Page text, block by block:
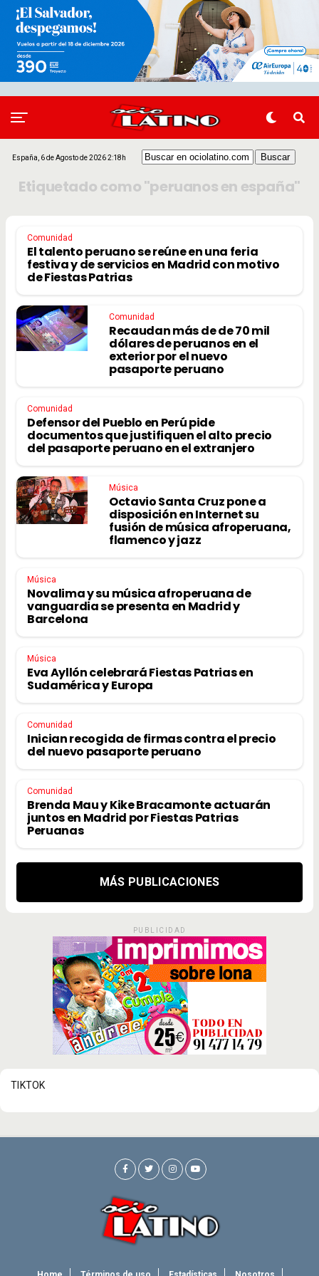
España, 6 de Agosto de 2026 2:18h
Etiquetado como "peruanos en españa"
Comunidad
El talento peruano se reúne en una feria
festiva y de servicios en Madrid con motivo
de Fiestas Patrias
Comunidad
Recaudan más de de 70 mil
dólares de peruanos en el
exterior por el nuevo
pasaporte peruano
Comunidad
Defensor del Pueblo en Perú pide
documentos que justifiquen el alto precio
del pasaporte peruano en el extranjero
Música
Octavio Santa Cruz pone a
disposición en Internet su
fusión de música afroperuana,
flamenco y jazz
Música
Novalima y su música afroperuana de
vanguardia se presenta en Madrid y
Barcelona
Música
Eva Ayllón celebrará Fiestas Patrias en
Sudamérica y Europa
Comunidad
Inician recogida de firmas contra el precio
del nuevo pasaporte peruano
Comunidad
Brenda Mau y Kike Bracamonte actuarán
juntos en Madrid por Fiestas Patrias
Peruanas
MÁS PUBLICACIONES
PUBLICIDAD
TIKTOK